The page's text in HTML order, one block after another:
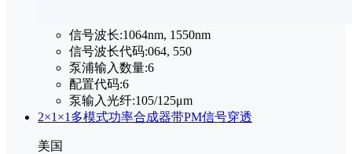
信号波长:1064nm, 1550nm
信号波长代码:064, 550
泵浦输入数量:6
配置代码:6
泵输入光纤:105/125μm
2×1×1多模式功率合成器带PM信号穿透
美国